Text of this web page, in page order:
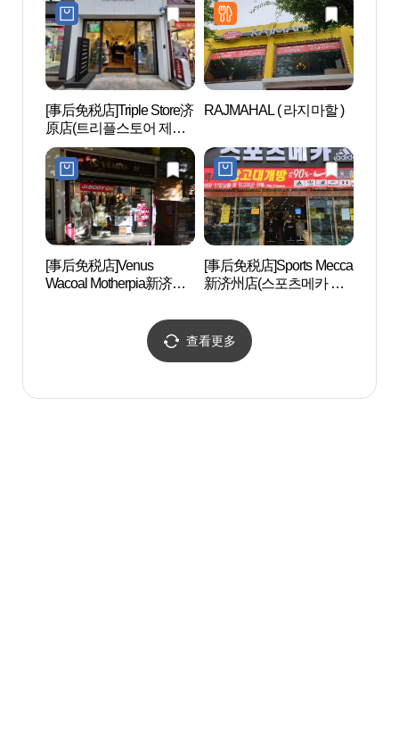
저버 신제주점)
[事后免税店]Triple Store济
原店(트리플스토어 제원
점)
RAJMAHAL ( 라지마할 )
[事后免税店]Venus
Wacoal Motherpia新济州
코루 마더피아 신제주특
[事后免税店]Sports Mecca
新济州店(스포츠메카 신
查看更多